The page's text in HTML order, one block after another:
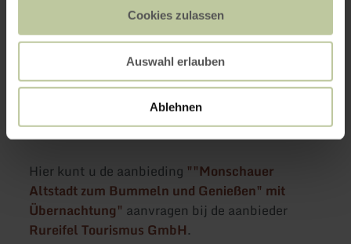
Cookies zulassen
Auswahl erlauben
Ablehnen
Vraag een offerte
aan
Hier kunt u de aanbieding ""Monschauer
Altstadt zum Bummeln und Genießen" mit
Übernachtung" aanvragen bij de aanbieder
Rureifel Tourismus GmbH.